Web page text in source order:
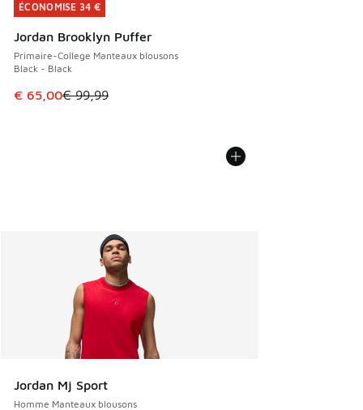
ÉCONOMISE 34 €
Jordan Brooklyn Puffer
Primaire-College Manteaux blousons
Black - Black
Cet article est en promotion. Prix en baisse de € 99,99 à
€ 65,00€ 99,99
ÉCONOMISE 34 €
Jordan Mj Sport
Homme Manteaux blousons